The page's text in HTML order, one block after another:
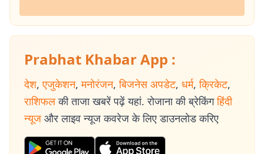
Prabhat Khabar App :
देश, एजुकेशन, मनोरंजन, बिजनेस अपडेट, धर्म, क्रिकेट,
राशिफल की ताजा खबरें पढ़ें यहां. रोजाना की ब्रेकिंग हिंदी
न्यूज और लाइव न्यूज कवरेज के लिए डाउनलोड करिए